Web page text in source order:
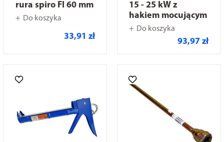
rura spiro FI 60 mm
Do koszyka
33,91 zł
15 - 25 kW z
hakiem mocującym
Do koszyka
93,97 zł